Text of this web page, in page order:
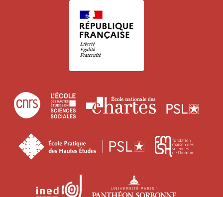
Centre
national
la
scientifique
École
des
études
sciences
sociales
École
pratique
hautes